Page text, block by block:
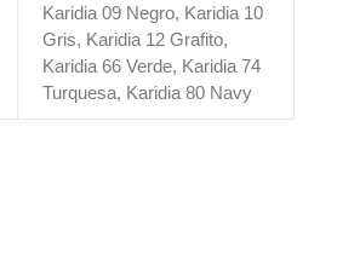
Karidia 09 Negro, Karidia 10
Gris, Karidia 12 Grafito,
Karidia 66 Verde, Karidia 74
Turquesa, Karidia 80 Navy